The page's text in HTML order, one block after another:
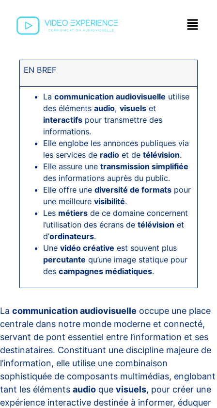
EN BREF
Lacommunication audiovisuelle utilise
des élémentsaudio,visuels et
interactifs pour transmettre des
informations.
Elle englobe les annonces publiques via
les services de radio et detélévision.
Elle assure unetransmission simplifiée
des informations auprès du public.
Elle offre unediversité de formats pour
une meilleurevisibilité.
Les métiers de ce domaine concernent
l’utilisation des écrans detélévision et
d’ordinateurs.
Unevidéo créative est souvent plus
percutante qu’une image statique pour
descampagnes médiatiques.
La communication audiovisuelle occupe une place
centrale dans notre monde moderne et connecté,
servant de pont essentiel entre l’information et ses
destinataires. Constituant une discipline majeure de
l’information, elle utilise une combinaison
sophistiquée de composants multimédias, englobant
tant les éléments audio que visuels, pour créer une
expérience interactive destinée à informer, éduquer